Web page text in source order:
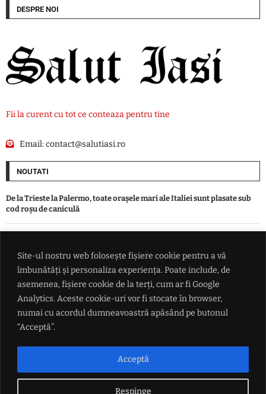
Site-ul nostru web folosește fișiere cookie pentru a vă
îmbunătăți și personaliza experiența. Poate include, de
asemenea, fișiere cookie de la terți, cum ar fi Google
Analytics. Aceste cookie-uri vor fi stocate în browser,
numai cu acordul dumneavoastră apăsând pe butonul
“Acceptă”.
Respinge
Acceptă
DESPRE NOI
Fii la curent cu tot ce conteaza pentru tine
Email:contact@salutiasi.ro
NOUTATI
De la Trieste la Palermo, toate oraşele mari ale Italiei sunt plasate sub
cod roşu de caniculă
650.000 de urmăritori a fost împușcat pe străzile din Mexic
Mohamed Salah a fost prezentat oficial la Trabzonspor
George Simion anunță ofensiva împotriva lui Nicușor Dan: 'Avem un
număr important de semnături pentru suspendarea președintelui'
Politica de confidențialitate